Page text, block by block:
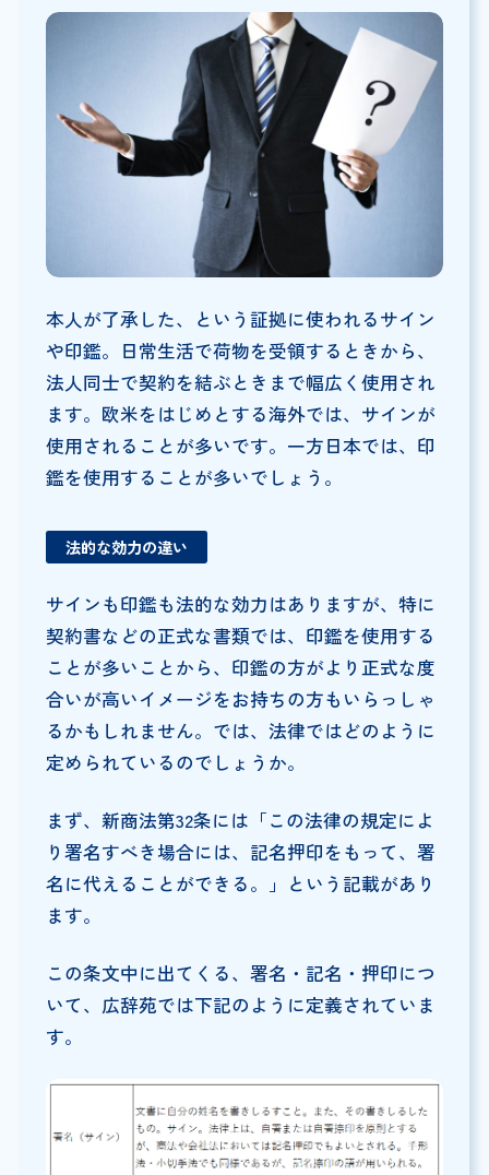
本人が了承した、という証拠に使われるサイン
や印鑑。日常生活で荷物を受領するときから、
法人同士で契約を結ぶときまで幅広く使用され
ます。欧米をはじめとする海外では、サインが
使用されることが多いです。一方日本では、印
鑑を使用することが多いでしょう。
法的な効力の違い
サインも印鑑も法的な効力はありますが、特に
契約書などの正式な書類では、印鑑を使用する
ことが多いことから、印鑑の方がより正式な度
合いが高いイメージをお持ちの方もいらっしゃ
るかもしれません。では、法律ではどのように
定められているのでしょうか。
まず、新商法第32条には「この法律の規定によ
り署名すべき場合には、記名押印をもって、署
名に代えることができる。」という記載があり
ます。
この条文中に出てくる、署名・記名・押印につ
いて、広辞苑では下記のように定義されていま
す。